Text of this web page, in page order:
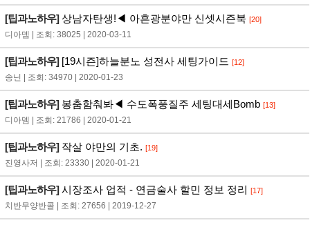
[팁과노하우]상남자탄생!◀ 아흔광분야만 신셋시즌북 [20]
디아뎀 | 조회: 38025 | 2020-03-11
[팁과노하우][19시즌]하늘분노 성전사 세팅가이드 [12]
송닌 | 조회: 34970 | 2020-01-23
[팁과노하우]봉춤함춰봐◀ 수도폭풍질주 세팅대세Bomb [13]
디아뎀 | 조회: 21786 | 2020-01-21
[팁과노하우]작살 야만의 기초. [19]
진영사저 | 조회: 23330 | 2020-01-21
[팁과노하우]시장조사 업적 - 연금술사 할민 정보 정리 [17]
치반무양반콜 | 조회: 27656 | 2019-12-27